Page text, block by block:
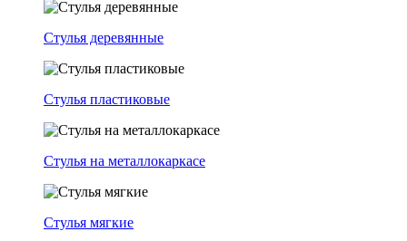
Стулья деревянные
Стулья пластиковые
Стулья на металлокаркасе
Стулья мягкие